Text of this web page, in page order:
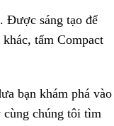
Được sáng tạo để
tấm Compact
bạn khám phá vào
chúng tôi tìm